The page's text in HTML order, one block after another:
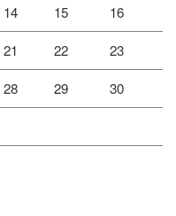
14 15 16
21 22 23
28 29 30